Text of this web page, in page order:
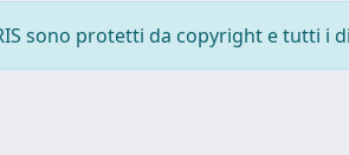
sono protetti da copyright e tutti i